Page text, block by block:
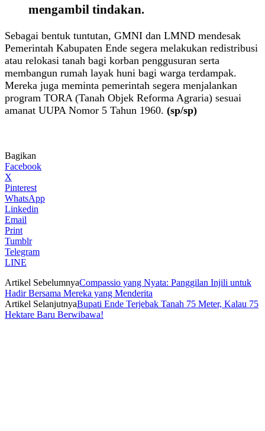
mengambil tindakan.
Sebagai bentuk tuntutan, GMNI dan LMND mendesak
Pemerintah Kabupaten Ende segera melakukan redistribusi
atau relokasi tanah bagi korban penggusuran serta
membangun rumah layak huni bagi warga terdampak.
Mereka juga meminta pemerintah segera menjalankan
program TORA (Tanah Objek Reforma Agraria) sesuai
amanat UUPA Nomor 5 Tahun 1960. (sp/sp)
Bagikan
Facebook
X
Pinterest
WhatsApp
Linkedin
Email
Print
Tumblr
Telegram
LINE
Artikel SebelumnyaCompassio yang Nyata: Panggilan Injili untuk
Hadir Bersama Mereka yang Menderita
Artikel SelanjutnyaBupati Ende Terjebak Tanah 75 Meter, Kalau 75
Hektare Baru Berwibawa!